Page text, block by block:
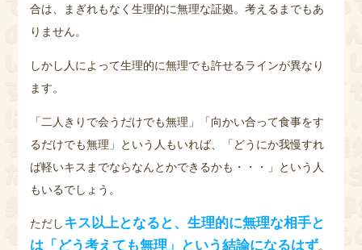
合は、まぎれもなく生理的に無理な証拠。考えるまでもあ
りません。
しかし人によって生理的に無理でも許せるラインが異なり
ます。
「二人きりで会うだけでも無理」「向かい合って食事をす
るだけでも無理」という人もいれば、「どうにか我慢すれ
ば軽いキスまでならなんとかできるかも・・・」という人
もいるでしょう。
ただしキス以上となると、生理的に無理な相手と
は「どう考えても無理」という結論になるはず。